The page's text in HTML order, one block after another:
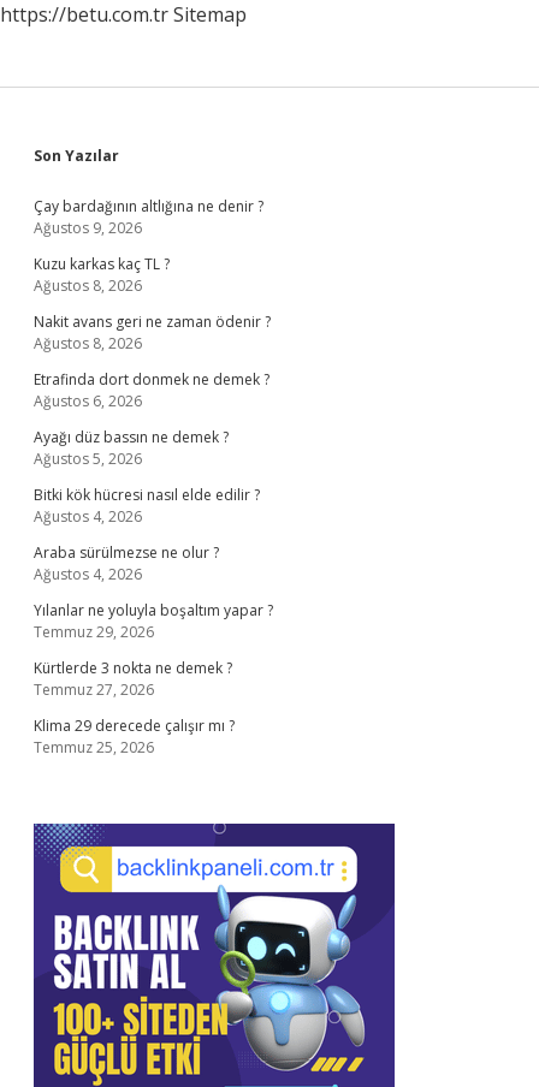
https://betu.com.trSitemap
Sidebar
Son Yazılar
Çay bardağının altlığına ne denir ?
Ağustos 9, 2026
Kuzu karkas kaç TL ?
Ağustos 8, 2026
Nakit avans geri ne zaman ödenir ?
Ağustos 8, 2026
Etrafinda dort donmek ne demek ?
Ağustos 6, 2026
Ayağı düz bassın ne demek ?
Ağustos 5, 2026
Bitki kök hücresi nasıl elde edilir ?
Ağustos 4, 2026
Araba sürülmezse ne olur ?
Ağustos 4, 2026
Yılanlar ne yoluyla boşaltım yapar ?
Temmuz 29, 2026
Kürtlerde 3 nokta ne demek ?
Temmuz 27, 2026
Klima 29 derecede çalışır mı ?
Temmuz 25, 2026